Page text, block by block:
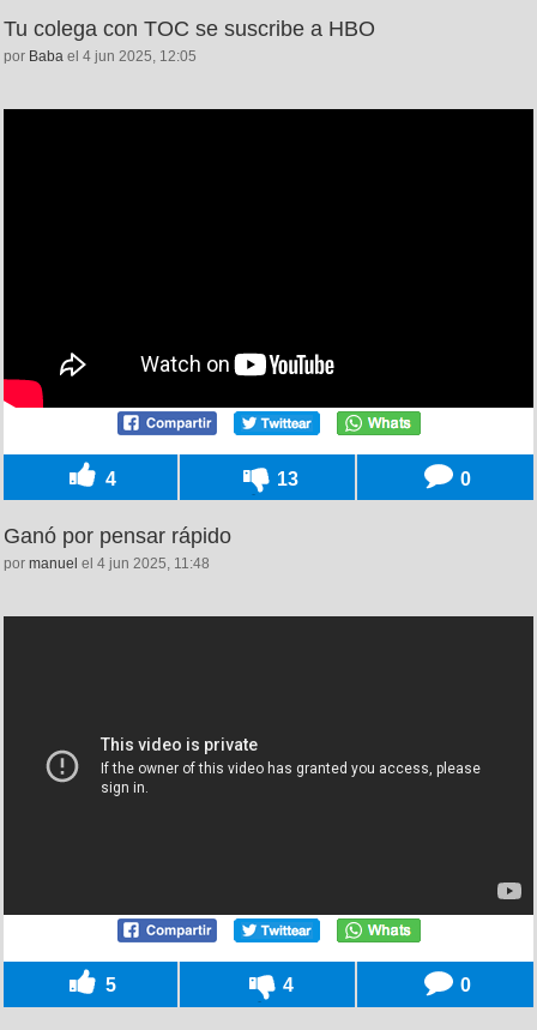
Tu colega con TOC se suscribe a HBO
por Baba el 4 jun 2025, 12:05
4 13 0
Ganó por pensar rápido
por manuel el 4 jun 2025, 11:48
5 4 0